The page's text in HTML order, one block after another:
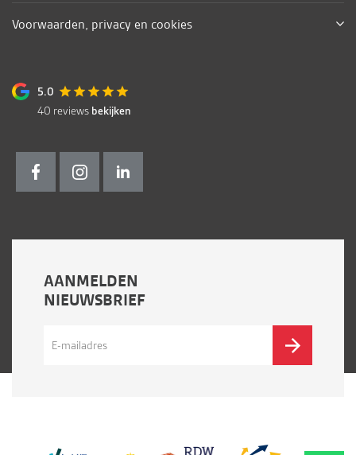
AANMELDEN
NIEUWSBRIEF
5.0
40 reviews bekijken
Voorwaarden, privacy en cookies